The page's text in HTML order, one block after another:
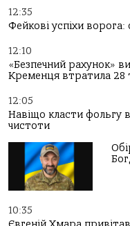
12:35
Фейкові успіхи ворога:
12:10
«Безпечний рахунок»
Кременця втратила 28
12:05
Навіщо класти фольгу
чистоти
10:35